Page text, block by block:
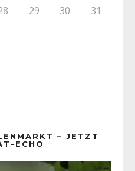
29 30 31
– JETZT
ECHO